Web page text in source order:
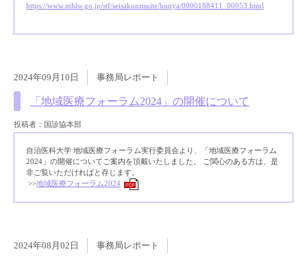
https://www.mhlw.go.jp/stf/seisakunitsuite/bunya/0000188411_00053.html
2024年09月10日 事務局レポート
「地域医療フォーラム2024」の開催について
投稿者：国診協本部
自治医科大学 地域医療フォーラム実行委員会より、「地域医療フォーラム
2024」の開催についてご案内を頂戴いたしました。 ご関心のある方は、是
非ご覧いただければと存じます。
>>地域医療フォーラム2024 PDF
2024年08月02日 事務局レポート